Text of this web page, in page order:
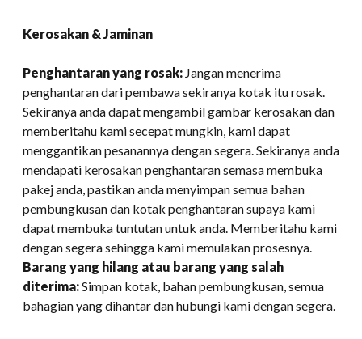
Kerosakan & Jaminan
Penghantaran yang rosak: Jangan menerima
penghantaran dari pembawa sekiranya kotak itu rosak.
Sekiranya anda dapat mengambil gambar kerosakan dan
memberitahu kami secepat mungkin, kami dapat
menggantikan pesanannya dengan segera. Sekiranya anda
mendapati kerosakan penghantaran semasa membuka
pakej anda, pastikan anda menyimpan semua bahan
pembungkusan dan kotak penghantaran supaya kami
dapat membuka tuntutan untuk anda. Memberitahu kami
dengan segera sehingga kami memulakan prosesnya.
Barang yang hilang atau barang yang salah
diterima:Simpan kotak, bahan pembungkusan, semua
bahagian yang dihantar dan hubungi kami dengan segera.